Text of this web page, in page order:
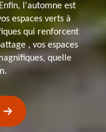
l'automne est
espaces verts à
qui renforcent
, vos espaces
quelle